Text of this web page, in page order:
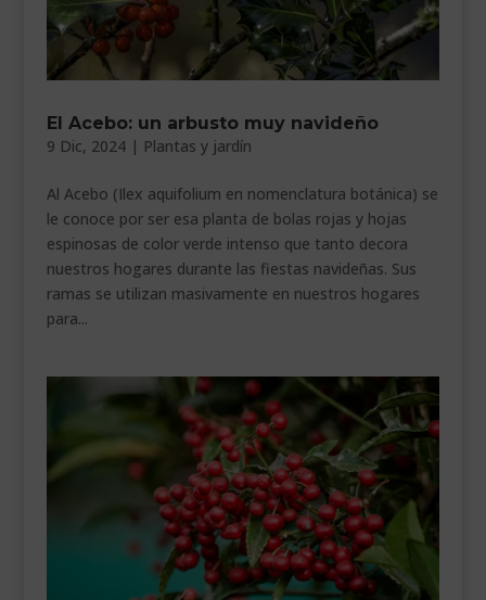
El Acebo: un arbusto muy navideño
9 Dic, 2024| Plantas y jardín
Al Acebo (Ilex aquifolium en nomenclatura botánica) se
le conoce por ser esa planta de bolas rojas y hojas
espinosas de color verde intenso que tanto decora
nuestros hogares durante las fiestas navideñas. Sus
ramas se utilizan masivamente en nuestros hogares
para...